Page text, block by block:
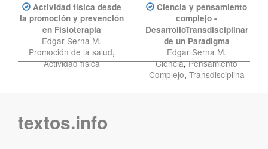
Actividad física desde
la promoción y prevención
en Fisioterapia
Edgar Serna M.
Promoción de la salud,
Actividad física
Ciencia y pensamiento
complejo -
DesarrolloTransdisciplinar
de un Paradigma
Edgar Serna M.
Ciencia,Pensamiento
Complejo, Transdisciplina
textos.info